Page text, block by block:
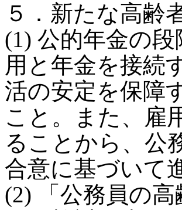
５．新たな高齢
(1) 公的年金の
用と年金を接続
活の安定を保障
こと。また、雇
ることから、公
合意に基づいて
(2) 「公務員の